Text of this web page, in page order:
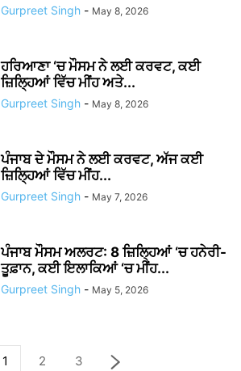
Gurpreet Singh - May 8, 2026
ਹਰਿਆਣਾ ‘ਚ ਮੌਸਮ ਨੇ ਲਈ ਕਰਵਟ, ਕਈ
ਜ਼ਿਲ੍ਹਿਆਂ ਵਿੱਚ ਮੀਂਹ ਅਤੇ...
Gurpreet Singh - May 8, 2026
ਪੰਜਾਬ ਦੇ ਮੌਸਮ ਨੇ ਲਈ ਕਰਵਟ, ਅੱਜ ਕਈ
ਜ਼ਿਲ੍ਹਿਆਂ ਵਿੱਚ ਮੀਂਹ...
Gurpreet Singh - May 7, 2026
ਪੰਜਾਬ ਮੌਸਮ ਅਲਰਟ: 8 ਜ਼ਿਲ੍ਹਿਆਂ ‘ਚ ਹਨੇਰੀ-
ਤੂਫ਼ਾਨ, ਕਈ ਇਲਾਕਿਆਂ ‘ਚ ਮੀਂਹ...
Gurpreet Singh - May 5, 2026
1 2 3